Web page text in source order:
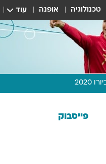
טכנולוגיה אופנה עוד
2020
פייסבוק